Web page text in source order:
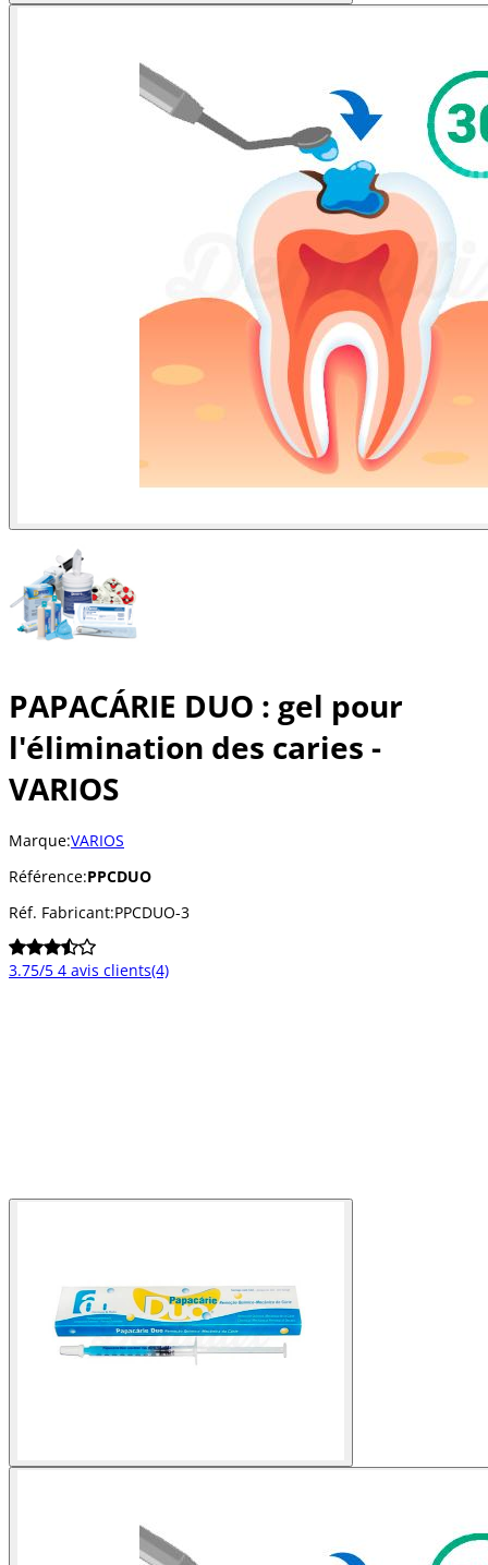
PAPACÁRIE DUO : gel pour
l'élimination des caries -
VARIOS
Marque:VARIOS
Référence:PPCDUO
Réf. Fabricant:PPCDUO-3
3.75/5 4 avis clients(4)